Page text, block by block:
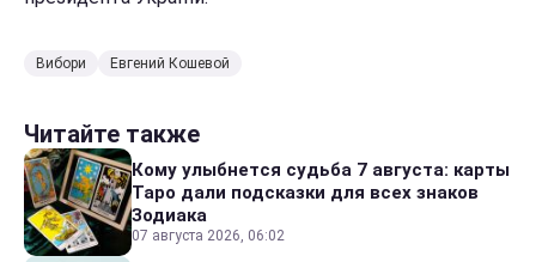
Вибори Евгений Кошевой
Читайте также
Кому улыбнется судьба 7 августа: карты
Таро дали подсказки для всех знаков
Зодиака
07 августа 2026, 06:02